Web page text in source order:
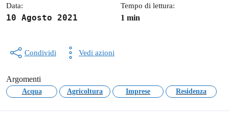
Data:
10 Agosto 2021
Tempo di lettura:
1 min
Condividi Vedi azioni
Argomenti
Acqua Agricoltura Imprese Residenza